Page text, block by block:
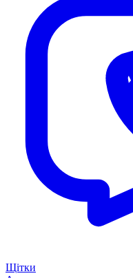
Щітки